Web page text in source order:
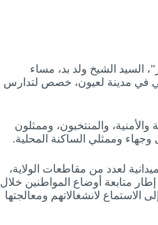
السيد الشيخ ولد بد، مساء
في مدينة لعيون، خصص لتدارس
والمنتخبون، وممثلون
وجهاء وممثلي الساكنة المحلية.
لعدد من مقاطعات الولاية،
متابعة أوضاع المواطنين خلال
لانشغالاتهم ومعالجتها